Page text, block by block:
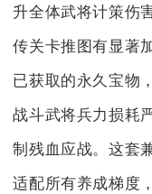
升全体武将计策伤
传关卡推图有显著
已获取的永久宝物
战斗武将兵力损耗
制残血应战。这套
适配所有养成梯度